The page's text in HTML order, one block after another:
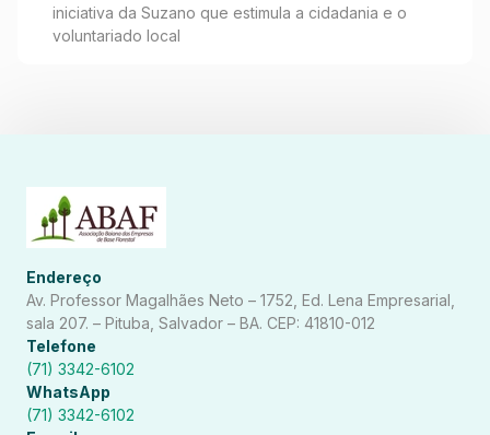
Teixeira de Freitas
iniciativa da Suzano que estimula a cidadania e o
voluntariado local
Endereço
Av. Professor Magalhães Neto – 1752, Ed. Lena Empresarial,
sala 207. – Pituba, Salvador – BA. CEP: 41810-012
Telefone
(71) 3342-6102
WhatsApp
(71) 3342-6102